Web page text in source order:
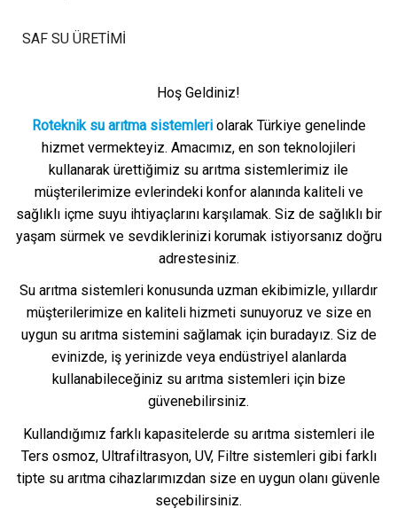
SAF SU ÜRETIMI
Hoş Geldiniz!
Roteknik su arıtma sistemleriolarak Türkiye genelinde
hizmet vermekteyiz. Amacımız, en son teknolojileri
kullanarak ürettiğimiz su arıtma sistemlerimiz ile
müşterilerimize evlerindeki konfor alanında kaliteli ve
sağlıklı içme suyu ihtiyaçlarını karşılamak. Siz de sağlıklı bir
yaşam sürmek ve sevdiklerinizi korumak istiyorsanız doğru
adrestesiniz.
Su arıtma sistemleri konusunda uzman ekibimizle, yıllardır
müşterilerimize en kaliteli hizmeti sunuyoruz ve size en
uygun su arıtma sistemini sağlamak için buradayız. Siz de
evinizde, iş yerinizde veya endüstriyel alanlarda
kullanabileceğiniz su arıtma sistemleri için bize
güvenebilirsiniz.
Kullandığımız farklı kapasitelerde su arıtma sistemleri ile
Ters osmoz, Ultrafiltrasyon, UV, Filtre sistemleri gibi farklı
tipte su arıtma cihazlarımızdan size en uygun olanı güvenle
seçebilirsiniz.